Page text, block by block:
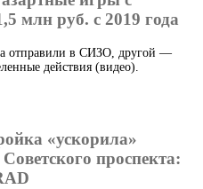
млн руб. с 2019 года
отправили в СИЗО, другой —
действия (видео).
«ускорила»
проспекта: